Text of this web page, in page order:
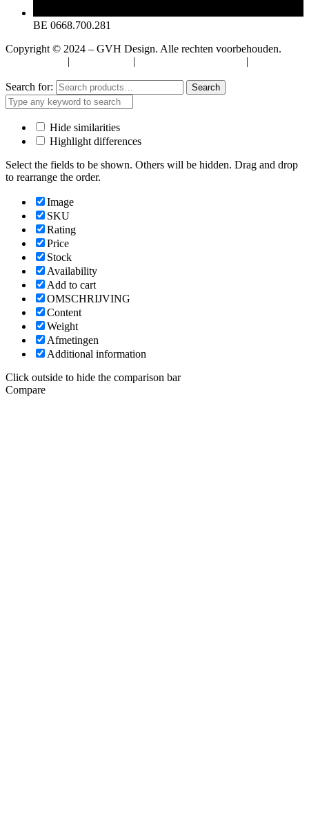
BE 0668.700.281
Copyright © 2024 – GVH Design. Alle rechten voorbehouden.
| | |
Search for:
Search
Hide similarities
Highlight differences
Select the fields to be shown. Others will be hidden. Drag and drop
to rearrange the order.
Image
SKU
Rating
Price
Stock
Availability
Add to cart
OMSCHRIJVING
Content
Weight
Afmetingen
Additional information
Click outside to hide the comparison bar
Compare